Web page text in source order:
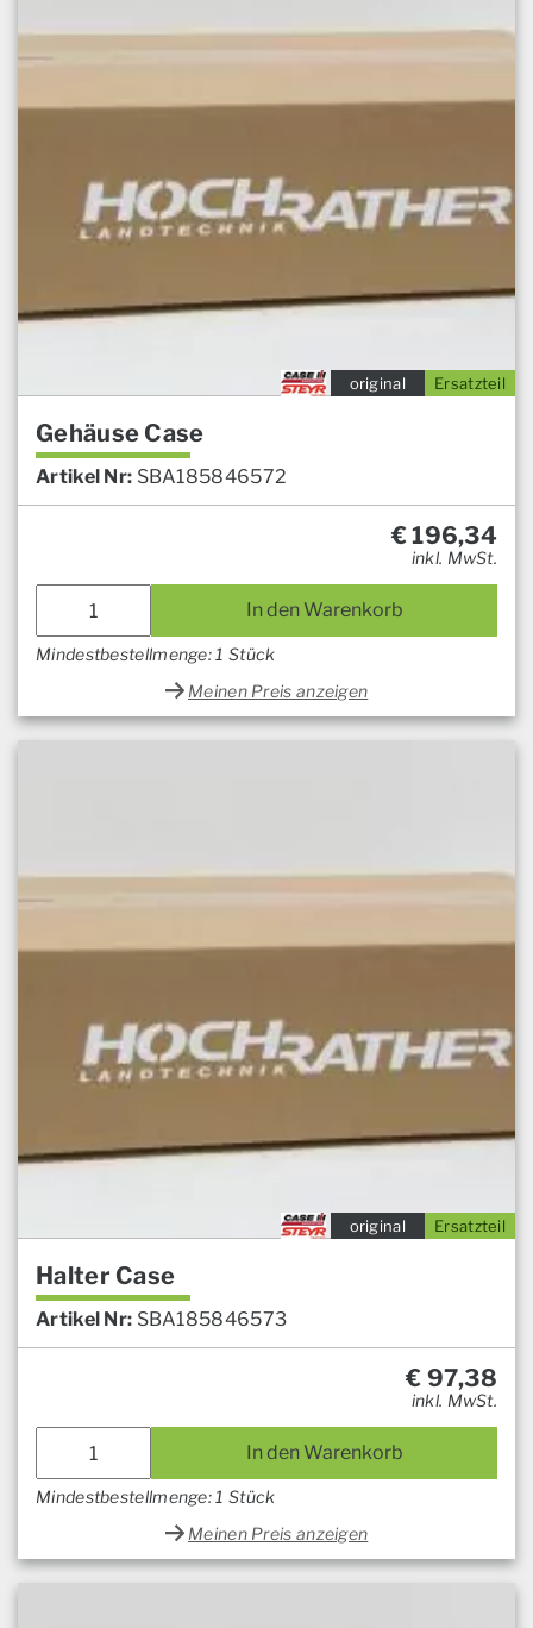
Ersatzteil
original
Gehäuse Case
Artikel Nr: SBA185846572
€196,34
inkl. MwSt.
In den Warenkorb
Mindestbestellmenge: 1 Stück
Meinen Preis anzeigen
Ersatzteil
original
Halter Case
Artikel Nr: SBA185846573
€ 97,38
inkl. MwSt.
In den Warenkorb
Mindestbestellmenge: 1 Stück
Meinen Preis anzeigen